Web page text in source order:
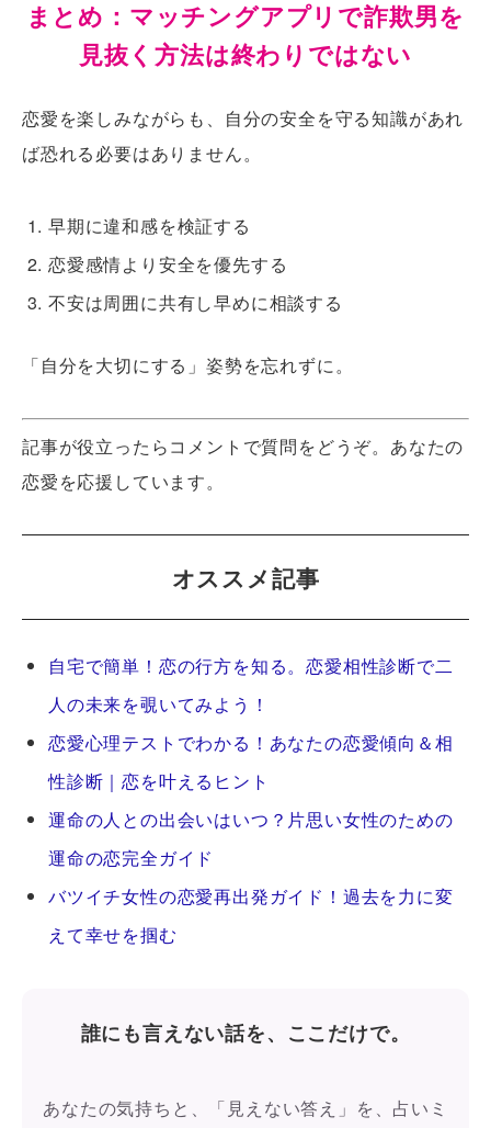
まとめ：マッチングアプリで詐欺男を
見抜く方法は終わりではない
恋愛を楽しみながらも、自分の安全を守る知識があれ
ば恐れる必要はありません。
早期に違和感を検証する
恋愛感情より安全を優先する
不安は周囲に共有し早めに相談する
「自分を大切にする 」姿勢を忘れずに。
記事が役立ったらコメントで質問をどうぞ。あなたの
恋愛を応援しています。
オススメ記事
自宅で簡単！恋の行方を知る。恋愛相性診断で二
人の未来を覗いてみよう！
恋愛心理テストでわかる！あなたの恋愛傾向＆相
性診断｜恋を叶えるヒント
運命の人との出会いはいつ？片思い女性のための
運命の恋完全ガイド
バツイチ女性の恋愛再出発ガイド！過去を力に変
えて幸せを掴む
誰にも言えない話を、ここだけで。
あなたの気持ちと、「見えない答え」を、占いミ